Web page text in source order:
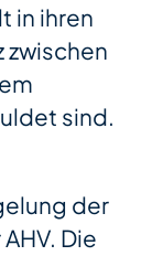
in ihren
zwischen
sind.
der
Die